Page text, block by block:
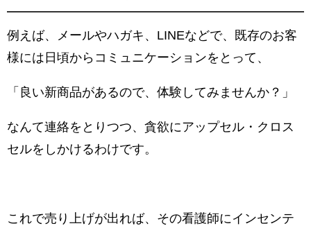
例えば、メールやハガキ、LINEなどで、既存のお客
様には日頃からコミュニケーションをとって、
「良い新商品があるので、体験してみませんか？」
なんて連絡をとりつつ、貪欲にアップセル・クロス
セルをしかけるわけです。
これで売り上げが出れば、その看護師にインセンテ